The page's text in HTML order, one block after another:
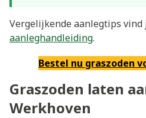
Vergelijkende aanlegtips vind
aanleghandleiding.
Bestel nu graszoden
Graszoden laten
Werkhoven